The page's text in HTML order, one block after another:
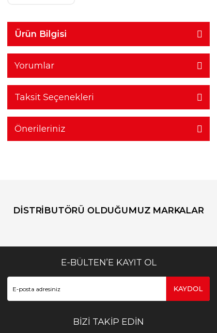
Ürün Bilgisi
Yorumlar
Taksit Seçenekleri
Önerileriniz
DİSTRİBUTÖRÜ OLDUĞUMUZ MARKALAR
E-BÜLTEN’E KAYIT OL
KAYDOL
BİZİ TAKİP EDİN